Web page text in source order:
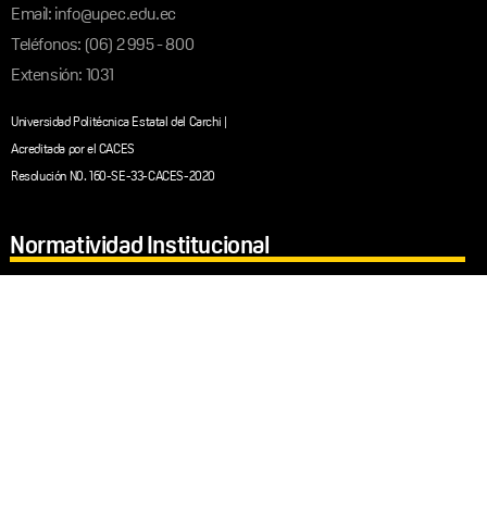
Email: info@upec.edu.ec
Teléfonos: (06) 2 995 - 800
Extensión: 1031
Universidad Politécnica Estatal del Carchi |
Acreditada por el CACES
Resolución N0. 160-SE-33-CACES-2020
Normatividad Institucional